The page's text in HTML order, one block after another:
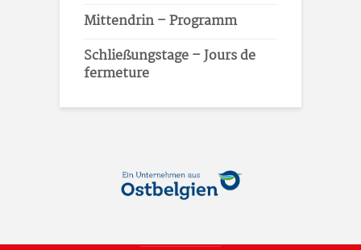
Mittendrin – Programm
Schließungstage – Jours de
fermeture